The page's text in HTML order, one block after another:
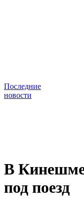
Последние
новости
В Кинешме
под поезд